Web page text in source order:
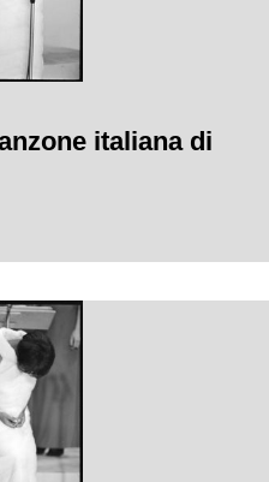
italiana di